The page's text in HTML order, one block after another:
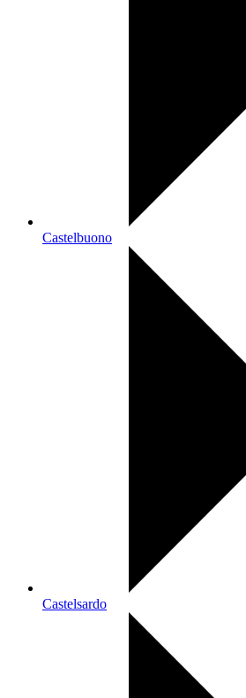
Castelbuono
Castelsardo